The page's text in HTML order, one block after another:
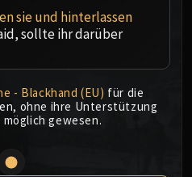
Hunters
All-Devouring
/ TOES
Guard
Spiritbinder
sie und hinterlassen
sollte ihr darüber
- Blackhand (EU) für die
ohne ihre Unterstützung
gewesen.